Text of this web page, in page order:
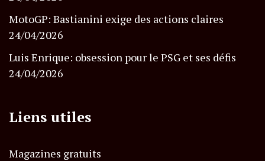
MotoGP: Bastianini exige des actions claires
24/04/2026
Luis Enrique: obsession pour le PSG et ses défis
24/04/2026
Liens utiles
Magazines gratuits